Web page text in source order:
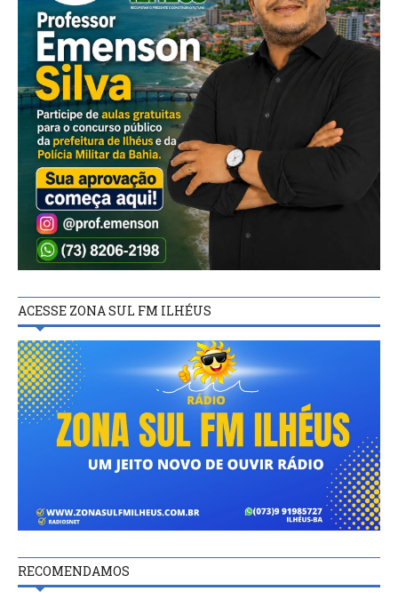
ACESSE ZONA SUL FM ILHÉUS
RECOMENDAMOS